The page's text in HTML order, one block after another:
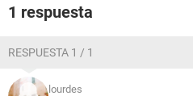
1 respuesta
RESPUESTA 1 / 1
lourdes